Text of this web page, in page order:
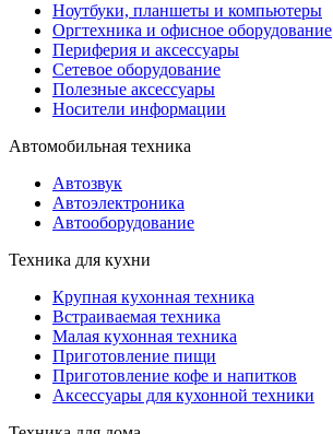
Ноутбуки, планшеты и компьютеры
Оргтехника и офисное оборудование
Периферия и аксессуары
Cетевое оборудование
Полезные аксессуары
Носители информации
Автомобильная техника
Автозвук
Автоэлектроника
Автооборудование
Техника для кухни
Крупная кухонная техника
Встраиваемая техника
Малая кухонная техника
Приготовление пищи
Приготовление кофе и напитков
Аксессуары для кухонной техники